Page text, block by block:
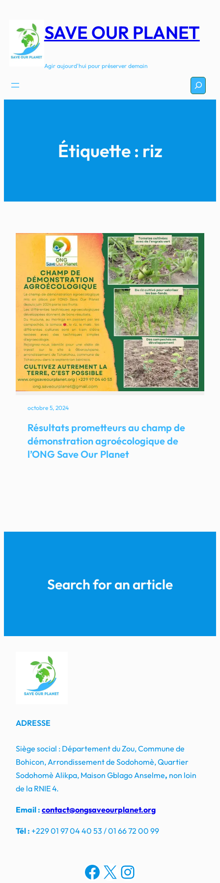
contenu
SAVE OUR PLANET
Agir aujourd'hui pour préserver demain
Étiquette : riz
octobre 5, 2024
Résultats prometteurs au champ de
démonstration agroécologique de
l’ONG Save Our Planet
Search for an article
ADRESSE
Siège social : Département du Zou, Commune de
Bohicon, Arrondissement de Sodohomè, Quartier
Sodohomè Alikpa, Maison Gblago Anselme, non loin
de la RNIE 4.
Email : contact@ongsaveourplanet.org
Tél : +229 01 97 04 40 53 / 01 66 72 00 99
Facebook
X Instagram